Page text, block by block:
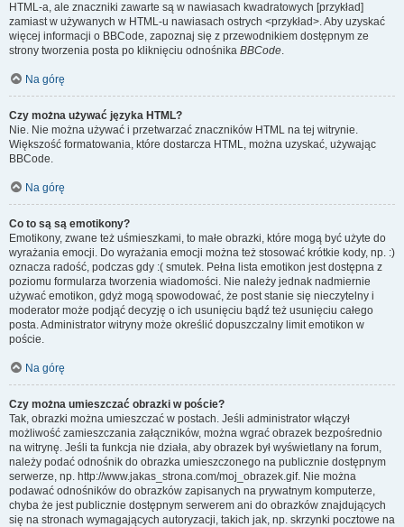
HTML-a, ale znaczniki zawarte są w nawiasach kwadratowych [przykład]
zamiast w używanych w HTML-u nawiasach ostrych <przykład>. Aby uzyskać
więcej informacji o BBCode, zapoznaj się z przewodnikiem dostępnym ze
strony tworzenia posta po kliknięciu odnośnika BBCode.
Na górę
Czy można używać języka HTML?
Nie. Nie można używać i przetwarzać znaczników HTML na tej witrynie.
Większość formatowania, które dostarcza HTML, można uzyskać, używając
BBCode.
Na górę
Co to są są emotikony?
Emotikony, zwane też uśmieszkami, to małe obrazki, które mogą być użyte do
wyrażania emocji. Do wyrażania emocji można też stosować krótkie kody, np. :)
oznacza radość, podczas gdy :( smutek. Pełna lista emotikon jest dostępna z
poziomu formularza tworzenia wiadomości. Nie należy jednak nadmiernie
używać emotikon, gdyż mogą spowodować, że post stanie się nieczytelny i
moderator może podjąć decyzję o ich usunięciu bądź też usunięciu całego
posta. Administrator witryny może określić dopuszczalny limit emotikon w
poście.
Na górę
Czy można umieszczać obrazki w poście?
Tak, obrazki można umieszczać w postach. Jeśli administrator włączył
możliwość zamieszczania załączników, można wgrać obrazek bezpośrednio
na witrynę. Jeśli ta funkcja nie działa, aby obrazek był wyświetlany na forum,
należy podać odnośnik do obrazka umieszczonego na publicznie dostępnym
serwerze, np. http://www.jakas_strona.com/moj_obrazek.gif. Nie można
podawać odnośników do obrazków zapisanych na prywatnym komputerze,
chyba że jest publicznie dostępnym serwerem ani do obrazków znajdujących
się na stronach wymagających autoryzacji, takich jak, np. skrzynki pocztowe na